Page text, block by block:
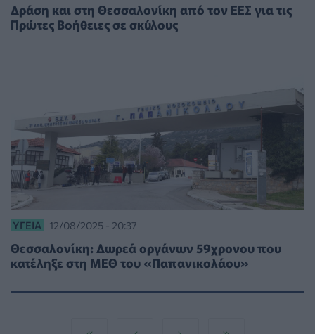
Δράση και στη Θεσσαλονίκη από τον ΕΕΣ για τις
Πρώτες Βοήθειες σε σκύλους
ΥΓΕΊΑ 12/08/2025 - 20:37
Θεσσαλονίκη: Δωρεά οργάνων 59χρονου που
κατέληξε στη ΜΕΘ του «Παπανικολάου»